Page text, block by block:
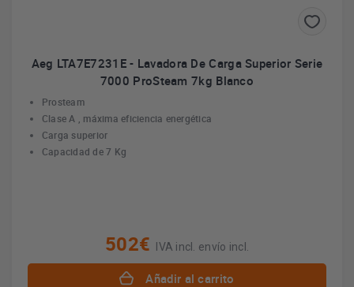
Aeg LTA7E7231E - Lavadora De Carga Superior Serie
7000 ProSteam 7kg Blanco
Prosteam
Clase A , máxima eficiencia energética
Carga superior
Capacidad de 7 Kg
502€ IVA incl. envío incl.
Añadir al carrito